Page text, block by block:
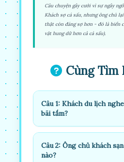
Câu chuyện gây cười vì sự ngây
Khách sợ cá sấu, nhưng ông chủ
thật còn đáng sợ hơn - đó là biển
vật hung dữ hơn cả cá sấu).
Cùng Tìm
Câu 1: Khách du lịch
bãi tắm?
Câu 2: Ông chủ khách
nào?